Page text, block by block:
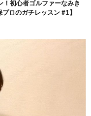
！初心者ゴルファーなみき
ロのガチレッスン #1】